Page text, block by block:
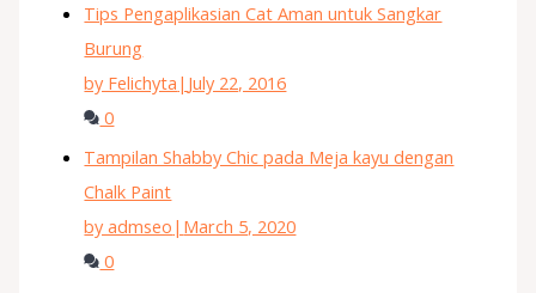
Tips Pengaplikasian Cat Aman untuk Sangkar
Burung
by Felichyta | July 22, 2016
0
Tampilan Shabby Chic pada Meja kayu dengan
Chalk Paint
by admseo | March 5, 2020
0